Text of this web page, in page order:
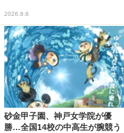
2026.8.6
砂金甲子園、神戸女学院が優
勝…全国14校の中高生が腕競う